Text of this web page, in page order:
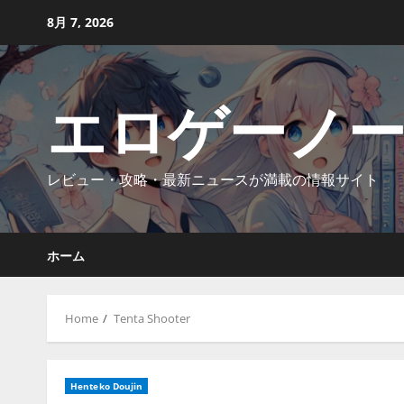
content
8月 7, 2026
エロゲーノ
レビュー・攻略・最新ニュースが満載の情報サイト
ホーム
Home Tenta Shooter
Henteko Doujin